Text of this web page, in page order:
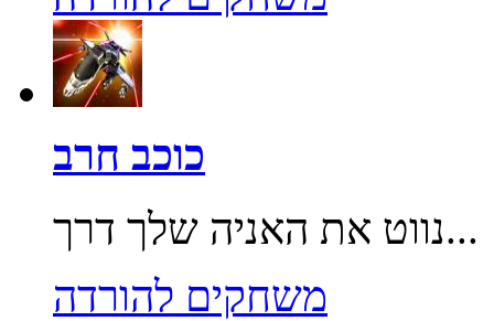
כוכב חרב
נווט את האניה שלך דרך...
משחקים להורדה